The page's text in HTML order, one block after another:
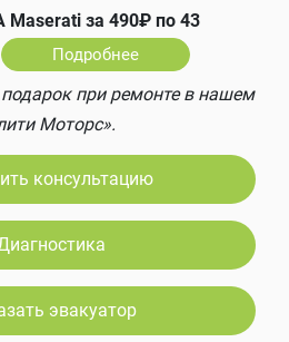
за 490₽ по 43
Подробнее
при ремонте в нашем
Моторс».
консультацию
эвакуатор